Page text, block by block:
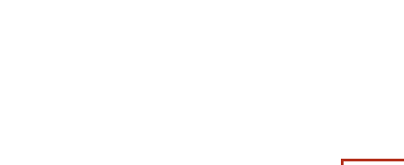
画像 ©